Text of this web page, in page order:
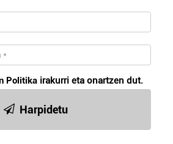
Politika irakurri eta onartzen dut.
Harpidetu